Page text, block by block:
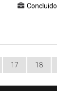
Concluido
17 18